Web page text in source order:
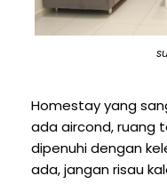
Homestay yang
ada aircond, ruang
dipenuhi dengan
ada, jangan risau